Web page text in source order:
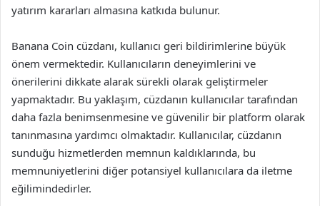
yatırım kararları almasına katkıda bulunur.
Banana Coin cüzdanı, kullanıcı geri bildirimlerine büyük
önem vermektedir. Kullanıcıların deneyimlerini ve
önerilerini dikkate alarak sürekli olarak geliştirmeler
yapmaktadır. Bu yaklaşım, cüzdanın kullanıcılar tarafından
daha fazla benimsenmesine ve güvenilir bir platform olarak
tanınmasına yardımcı olmaktadır. Kullanıcılar, cüzdanın
sunduğu hizmetlerden memnun kaldıklarında, bu
memnuniyetlerini diğer potansiyel kullanıcılara da iletme
eğilimindedirler.